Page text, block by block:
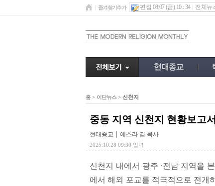
즐겨찾기추가 편집 08.07 (금) 10 : 34 전체뉴
홈 > 이단뉴스 > 신천지
중동 지역 신천지 현황보고
현대종교 | 에스라 김 목사
2025.10.28 09:30 입력
신천지 내에서 광주 ·전남 지역을
에서 해외 포교를 적극적으로 전개